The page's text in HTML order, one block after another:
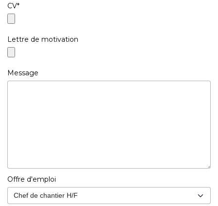
CV*
Lettre de motivation
Message
Offre d'emploi